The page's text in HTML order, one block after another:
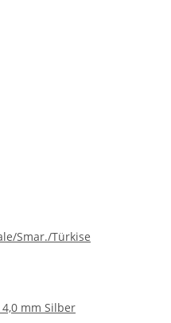
Smar./Türkise